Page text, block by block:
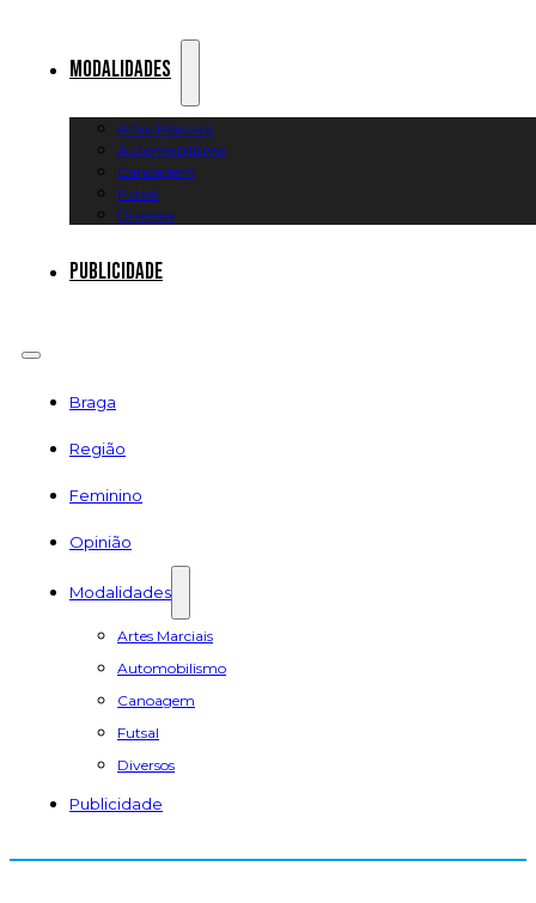
Modalidades
Artes Marciais
Automobilismo
Canoagem
Futsal
Diversos
Publicidade
Braga
Região
Feminino
Opinião
Modalidades
Artes Marciais
Automobilismo
Canoagem
Futsal
Diversos
Publicidade